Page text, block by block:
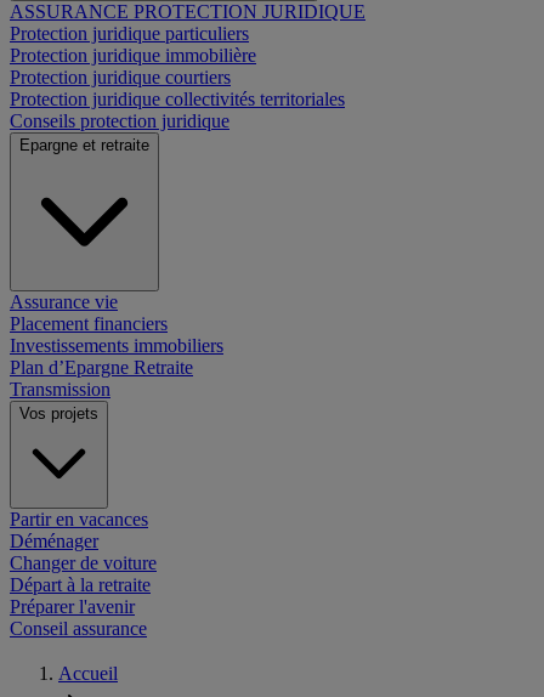
ASSURANCE PROTECTION JURIDIQUE
Protection juridique particuliers
Protection juridique immobilière
Protection juridique courtiers
Protection juridique collectivités territoriales
Conseils protection juridique
Epargne et retraite
Assurance vie
Placement financiers
Investissements immobiliers
Plan d’Epargne Retraite
Transmission
Vos projets
Partir en vacances
Déménager
Changer de voiture
Départ à la retraite
Préparer l'avenir
Conseil assurance
Accueil